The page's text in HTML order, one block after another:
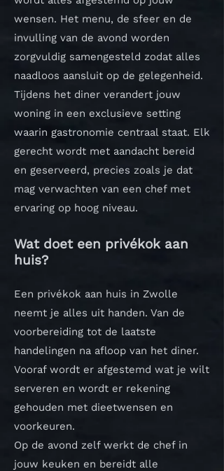
wensen. Het menu, de sfeer en de
invulling van de avond worden
zorgvuldig samengesteld zodat alles
naadloos aansluit op de gelegenheid.
Tijdens het diner verandert jouw
woning in een exclusieve setting
waarin gastronomie centraal staat. Elk
gerecht wordt met aandacht bereid
en geserveerd, precies zoals je dat
mag verwachten van een chef met
ervaring op hoog niveau.
Wat doet een privékok aan
huis?
Een privékok aan huis in Zwolle
neemt je alles uit handen. Van de
voorbereiding tot de laatste
handelingen na afloop van het diner.
Vooraf wordt er afgestemd wat je wilt
serveren en wordt er rekening
gehouden met dieetwensen en
voorkeuren.
Op de avond zelf werkt de chef in
jouw keuken en bereidt alle